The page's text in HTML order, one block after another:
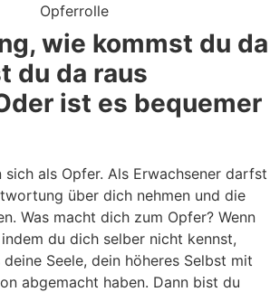
wie kommst du da
du da raus
ist es bequemer
sich als Opfer. Als Erwachsener darfst
über dich nehmen und die
Was macht dich zum Opfer? Wenn
du dich selber nicht kennst,
Seele, dein höheres Selbst mit
abgemacht haben. Dann bist du